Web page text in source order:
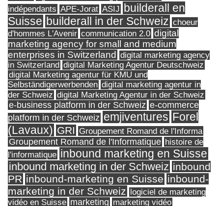
indépendants APE-Jorat ASIJ builderall en
Suisse builderall in der Schweiz choeur
d'hommes L'Avenir communication 2.0 digital
marketing agency for small and medium
enterprises in Switzerland digital marketing agency
in Switzerland digital Marketing Agentur Deutschweiz
digital Marketing agentur für KMU und
Selbständigerwerbenden digital marketing agentur in
der Schweiz digital Marketing Agentur in der Schweiz
e-business platform in der Schweiz e-commerce
platform in der Schweiz emjiventures Forel
(Lavaux) GRI Groupement Romand de l'Informa
Groupement Romand de l'Informatique histoire de
l'informatique inbound marketing en Suisse
inbound marketing in der Schweiz inbound
PR inbound-marketing en Suisse inbound-
marketing in der Schweiz logiciel de marketing
vidéo en Suisse marketing marketing vidéo